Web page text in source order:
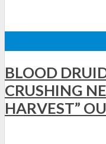
BLOOD
CRUSHING
HARVEST”